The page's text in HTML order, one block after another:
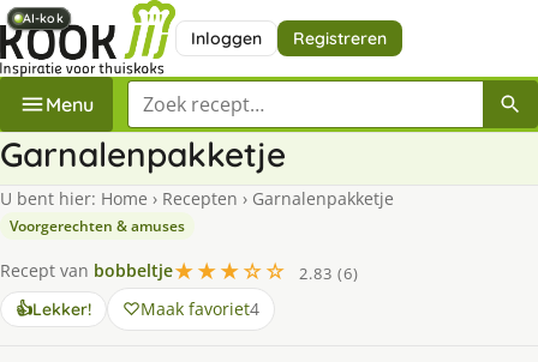
Inloggen Registreren
Menu Zoek een recept
Garnalenpakketje
U bent hier: Home › Recepten › Garnalenpakketje
Voorgerechten & amuses
Recept van bobbeltje★★★☆☆
2.83 (6)
👍Lekker! Maak favoriet4
AI-kok
AI-kok
AI-kok
AI-kok